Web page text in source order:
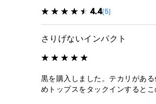
4.4(5)
さりげないインパクト
黒を購入しました。テカリがあ
めトップスをタックインすると